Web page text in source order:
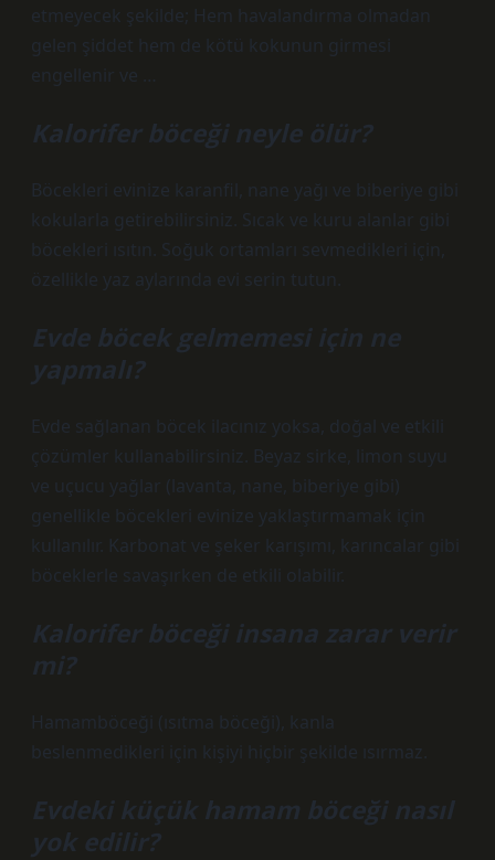
etmeyecek şekilde; Hem havalandırma olmadan
gelen şiddet hem de kötü kokunun girmesi
engellenir ve …
Kalorifer böceği neyle ölür?
Böcekleri evinize karanfil, nane yağı ve biberiye gibi
kokularla getirebilirsiniz. Sıcak ve kuru alanlar gibi
böcekleri ısıtın. Soğuk ortamları sevmedikleri için,
özellikle yaz aylarında evi serin tutun.
Evde böcek gelmemesi için ne
yapmalı?
Evde sağlanan böcek ilacınız yoksa, doğal ve etkili
çözümler kullanabilirsiniz. Beyaz sirke, limon suyu
ve uçucu yağlar (lavanta, nane, biberiye gibi)
genellikle böcekleri evinize yaklaştırmamak için
kullanılır. Karbonat ve şeker karışımı, karıncalar gibi
böceklerle savaşırken de etkili olabilir.
Kalorifer böceği insana zarar verir
mi?
Hamamböceği (ısıtma böceği), kanla
beslenmedikleri için kişiyi hiçbir şekilde ısırmaz.
Evdeki küçük hamam böceği nasıl
yok edilir?